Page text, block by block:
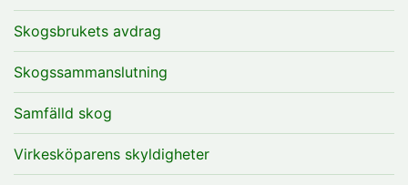
Skogsbrukets avdrag
Skogssammanslutning
Samfälld skog
Virkesköparens skyldigheter